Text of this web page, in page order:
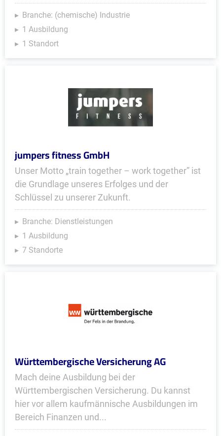
Branche: (chemische) Industrie
1 Ausbildung
1 Standort
jumpers fitness GmbH
Unser Motto „train together – work together” ist
die Grundlage unseres Erfolges und der
Schlüssel zu unserer Zukunft.
Branche: Dienstleistungen
1 Ausbildung
7 Standorte
Württembergische Versicherung AG
Mach deine Ausbildung bei der
Württembergischen Versicherung. Du kannst
hier vor allem kaufmännische Ausbildungen im
Bereich Finanzen und...